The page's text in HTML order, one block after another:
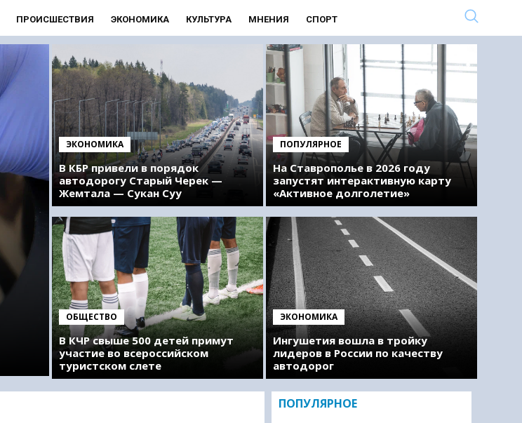
ПРОИСШЕСТВИЯ ЭКОНОМИКА КУЛЬТУРА МНЕНИЯ СПОРТ
ЭКОНОМИКА
В КБР привели в порядок
автодорогу Старый Черек —
Жемтала — Сукан Суу
ОБЩЕСТВО
В КЧР свыше 500 детей примут
участие во всероссийском
туристском слете
ПОПУЛЯРНОЕ
На Ставрополье в 2026 году
запустят интерактивную карту
«Активное долголетие»
ЭКОНОМИКА
Ингушетия вошла в тройку
лидеров в России по качеству
автодорог
ПОПУЛЯРНОЕ